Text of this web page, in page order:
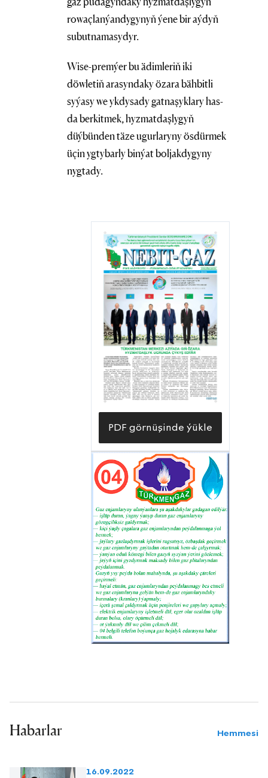
rowaçlanýandygynyň ýene bir aýdyň
subutnamasydyr.
Wise-premýer bu ädimleriň iki
döwletiň arasyndaky özara bähbitli
syýasy we ykdysady gatnaşyklary has-
da berkitmek, hyzmatdaşlygyň
düýbünden täze ugurlaryny ösdürmek
üçin ygtybarly binýat boljakdygyny
nygtady.
PDF görnüşinde ýükle
Habarlar Hemmesi
16.09.2022